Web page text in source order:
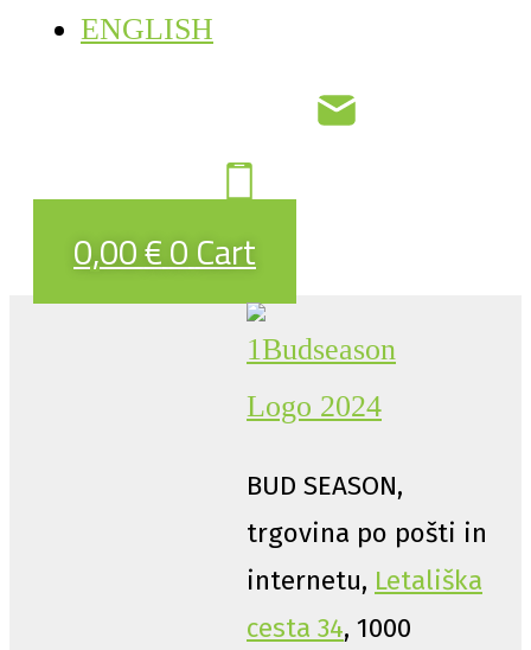
ENGLISH
0,00€0Cart
BUD SEASON,
trgovina po pošti in
internetu, Letališka
cesta 34, 1000